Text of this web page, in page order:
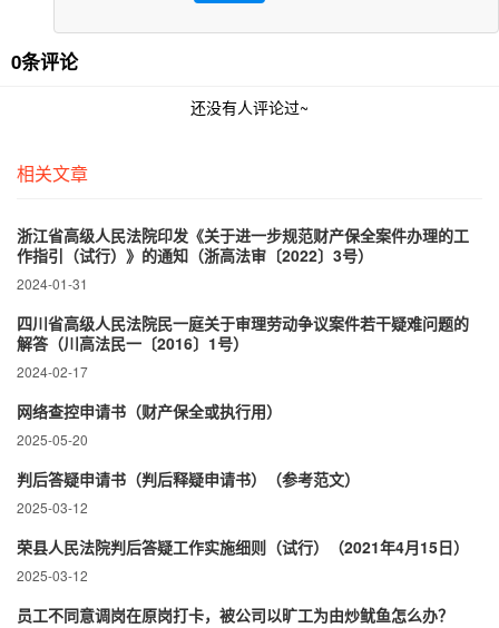
0条评论
还没有人评论过~
相关文章
浙江省高级人民法院印发《关于进一步规范财产保全案件办理的工
作指引（试行）》的通知（浙高法审〔2022〕3号）
2024-01-31
四川省高级人民法院民一庭关于审理劳动争议案件若干疑难问题的
解答（川高法民一〔2016〕1号）
2024-02-17
网络查控申请书（财产保全或执行用）
2025-05-20
判后答疑申请书（判后释疑申请书）（参考范文）
2025-03-12
荣县人民法院判后答疑工作实施细则（试行）（2021年4月15日）
2025-03-12
员工不同意调岗在原岗打卡，被公司以旷工为由炒鱿鱼怎么办？